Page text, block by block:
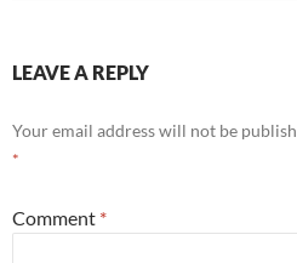
LEAVE A REPLY
Your email address will not be
*
Comment *